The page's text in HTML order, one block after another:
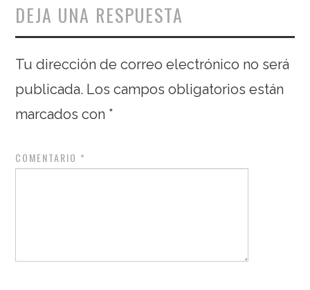
DEJA UNA RESPUESTA
Tu dirección de correo electrónico no será
publicada. Los campos obligatorios están
marcados con *
COMENTARIO *